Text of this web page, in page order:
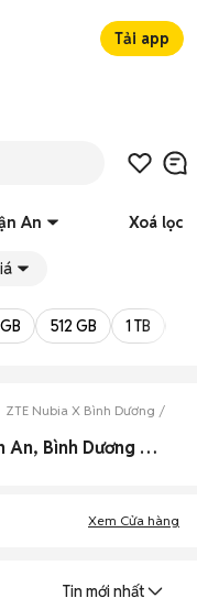
Tải app
An Xoá lọc
512 GB 1 TB
ZTE Nubia X Bình Dương
0 Zte Nubia X cũ Thành phố Thuận An, Bình Dương đẹp
Xem Cửa hàng
Tin mới nhất